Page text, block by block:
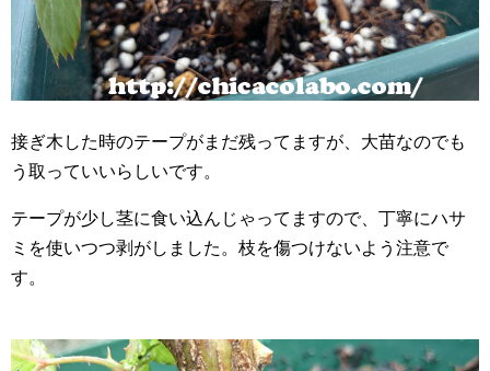
接ぎ木した時のテープがまだ残ってますが、大苗なのでも
う取っていいらしいです。
テープが少し茎に食い込んじゃってますので、丁寧にハサ
ミを使いつつ剥がしました。枝を傷つけないよう注意で
す。